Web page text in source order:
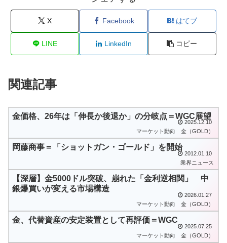
X Facebook はてブ
LINE LinkedIn コピー
関連記事
金価格、26年は「伸長か後退か」の分岐点＝WGC展望
2025.12.10
マーケット動向
金（GOLD）
岡藤商事＝「ショットガン・ゴールド」を開始
2012.01.10
業界ニュース
【深層】金5000ドル突破、崩れた「金利逆相関」 中
銀爆買いが変える市場構造
2026.01.27
マーケット動向
金（GOLD）
金、代替資産の安定装置として再評価＝WGC
2025.07.25
マーケット動向
金（GOLD）